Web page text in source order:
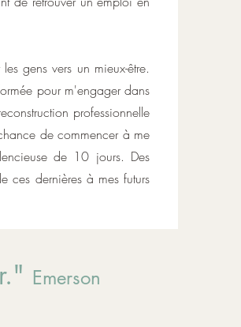
gens vers un mieux-être.
pour m'engager dans
professionnelle
de commencer à me
de 10 jours. Des
ces dernières à mes futurs
Emerson